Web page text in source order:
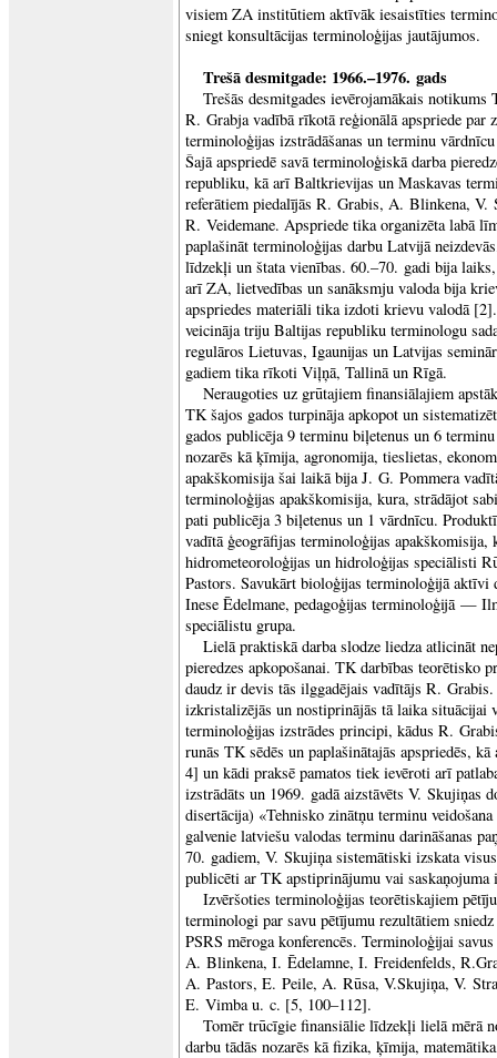
visiem ZA institūtiem aktīvāk iesaistīties
sniegt konsultācijas terminoloģijas jautājumos.
Trešā desmitgade: 1966.–1976. gads
Trešās desmitgades ievērojamākais
R. Grabja vadībā rīkotā reģionālā apspriede par
terminoloģijas izstrādāšanas un terminu
Šajā apspriedē savā terminoloģiskā darba
republiku, kā arī Baltkrievijas un Maskavas
referātiem piedalījās R. Grabis, A. Blinkena, V.
R. Veidemane. Apspriede tika organizēta labā
paplašināt terminoloģijas darbu Latvijā
līdzekļi un štata vienības. 60.–70. gadi bija
arī ZA, lietvedības un sanāksmju valoda bija
apspriedes materiāli tika izdoti krievu valodā
veicināja triju Baltijas republiku terminologu
regulāros Lietuvas, Igaunijas un Latvijas
gadiem tika rīkoti Viļņā, Tallinā un Rīgā.
Neraugoties uz grūtajiem finansiālajiem
TK šajos gados turpināja apkopot un
gados publicēja 9 terminu biļetenus un 6
nozarēs kā ķīmija, agronomija, tieslietas,
apakškomisija šai laikā bija J. G. Pommera
terminoloģijas apakškomisija, kura, strādājot
pati publicēja 3 biļetenus un 1 vārdnīcu.
vadītā ģeogrāfijas terminoloģijas apakškomisija,
hidrometeoroloģijas un hidroloģijas speciālisti
Pastors. Savukārt bioloģijas terminoloģijā aktīvi
Inese Ēdelmane, pedagoģijas terminoloģijā —
speciālistu grupa.
Lielā praktiskā darba slodze liedza atlicināt
pieredzes apkopošanai. TK darbības teorētisko
daudz ir devis tās ilggadējais vadītājs R.
izkristalizējās un nostiprinājās tā laika situācijai
terminoloģijas izstrādes principi, kādus R.
runās TK sēdēs un paplašinātajās apspriedēs,
4] un kādi praksē pamatos tiek ievēroti arī
izstrādāts un 1969. gadā aizstāvēts V. Skujiņas
disertācija) «Tehnisko zinātņu terminu
galvenie latviešu valodas terminu darināšanas
70. gadiem, V. Skujiņa sistemātiski izskata
publicēti ar TK apstiprinājumu vai saskaņojuma
Izvēršoties terminoloģijas teorētiskajiem
terminologi par savu pētījumu rezultātiem sniedz
PSRS mēroga konferencēs. Terminoloģijai
A. Blinkena, I. Ēdelamne, I. Freidenfelds,
A. Pastors, E. Peile, A. Rūsa, V.Skujiņa, V.
E. Vimba u. c. [5, 100–112].
Tomēr trūcīgie finansiālie līdzekļi lielā mērā
darbu tādās nozarēs kā fizika, ķīmija,